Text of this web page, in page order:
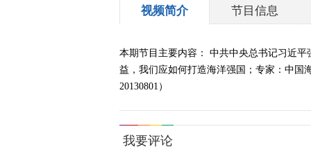
视频简介 节目信息
本期节目主要内容： 中共中央总书记习近
益，我们应如何打造海洋强国；专家：中国
20130801）